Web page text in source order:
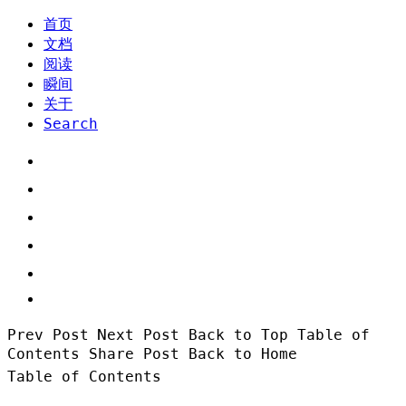
首页
文档
阅读
瞬间
关于
Search
Prev Post Next Post Back to Top Table of
Contents
Share Post
Back to Home
Table of Contents